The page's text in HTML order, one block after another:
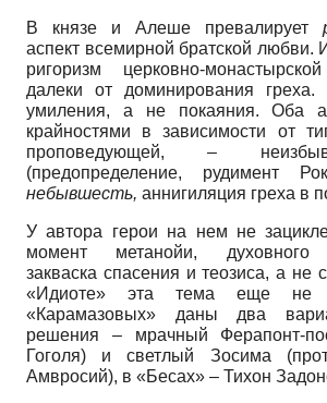
В князе и Алеше превалирует
аспект всемирной братской любви.
ригоризм церковно-
далеки от доминирования
умиления, а не покаяния. Оба
крайностями в зависимости от
проповедующей, –
(предопределение, рудимент
небывшесть, аннигиляция греха в
У автора герои на нем не
момент метанойи, духовного
закваска спасения и теозиса, а не
«Идиоте» эта тема еще не
«Карамазовых» даны два
решения – мрачный Ферапонт-
Гоголя) и светлый Зосима
Амвросий), в «Бесах» – Тихон